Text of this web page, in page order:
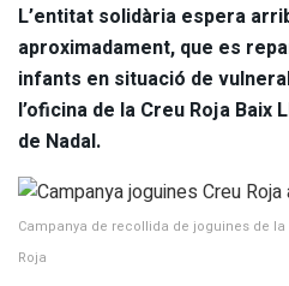
L’entitat solidària espera
aproximadament, que es
infants en situació de
l’oficina de la Creu Roja
de Nadal.
Campanya de recollida de joguines de
Roja